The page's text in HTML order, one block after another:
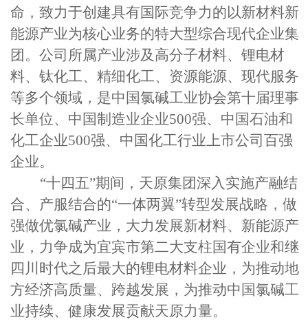
命，致力于创建具有国际竞争力的以新材料新
能源产业为核心业务的特大型综合现代企业集
团。公司所属产业涉及高分子材料、锂电材
料、钛化工、精细化工、资源能源、现代服务
等多个领域，是中国氯碱工业协会第十届理事
长单位、中国制造业企业500强、中国石油和
化工企业500强、中国化工行业上市公司百强
企业。
“十四五”期间，天原集团深入实施产融结
合、产服结合的“一体两翼”转型发展战略，做
强做优氯碱产业，大力发展新材料、新能源产
业，力争成为宜宾市第二大支柱国有企业和继
四川时代之后最大的锂电材料企业，为推动地
方经济高质量、跨越发展，为推动中国氯碱工
业持续、健康发展贡献天原力量。